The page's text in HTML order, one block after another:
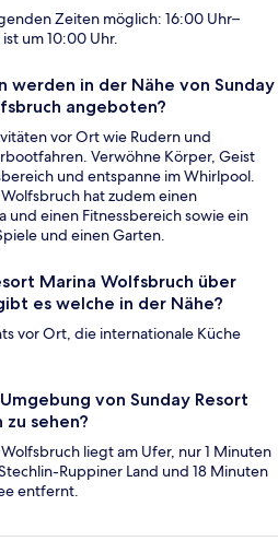
Zeiten möglich: 16:00 Uhr–
um 10:00 Uhr.
werden in der Nähe von Sunday
angeboten?
vor Ort wie Rudern und
Verwöhne Körper, Geist
und entspanne im Whirlpool.
hat zudem einen
und einen Fitnessbereich sowie ein
und einen Garten.
Marina Wolfsbruch über
es welche in der Nähe?
vor Ort, die internationale Küche
von Sunday Resort
sehen?
liegt am Ufer, nur 1 Minuten
Ruppiner Land und 18 Minuten
entfernt.